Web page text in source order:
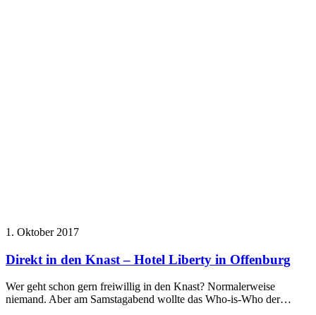
1. Oktober 2017
Direkt in den Knast – Hotel Liberty in Offenburg
Wer geht schon gern freiwillig in den Knast? Normalerweise
niemand. Aber am Samstagabend wollte das Who-is-Who der…